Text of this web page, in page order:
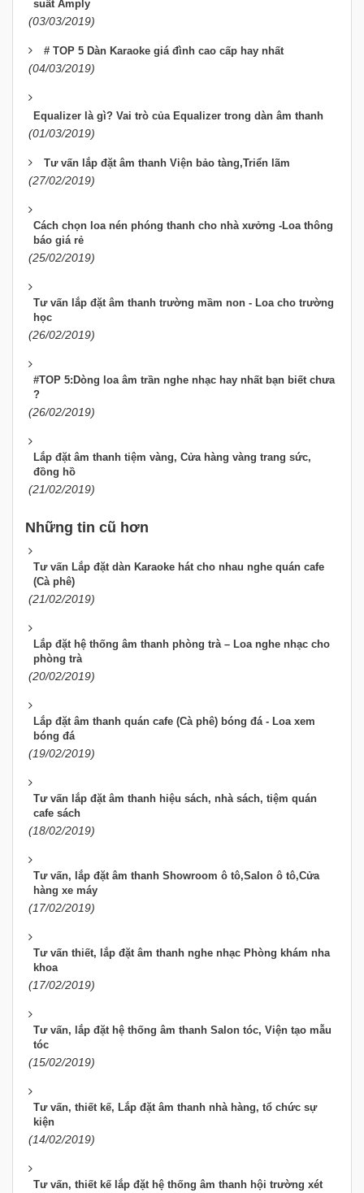
suất Amply
(03/03/2019)
# TOP 5 Dàn Karaoke giá đình cao cấp hay nhất
(04/03/2019)
Equalizer là gì? Vai trò của Equalizer trong dàn âm thanh
(01/03/2019)
Tư vấn lắp đặt âm thanh Viện bảo tàng,Triển lãm
(27/02/2019)
Cách chọn loa nén phóng thanh cho nhà xưởng -Loa thông
báo giá rẻ
(25/02/2019)
Tư vấn lắp đặt âm thanh trường mầm non - Loa cho trường
học
(26/02/2019)
#​​​​​​​TOP 5:Dòng loa âm trần nghe nhạc hay nhất bạn biết chưa
?
(26/02/2019)
Lắp đặt âm thanh tiệm vàng, Cửa hàng vàng trang sức,
đồng hồ
(21/02/2019)
Những tin cũ hơn
Tư vấn Lắp đặt dàn Karaoke hát cho nhau nghe quán cafe
(Cà phê)
(21/02/2019)
Lắp đặt hệ thống âm thanh phòng trà – Loa nghe nhạc cho
phòng trà
(20/02/2019)
Lắp đặt âm thanh quán cafe (Cà phê) bóng đá - Loa xem
bóng đá
(19/02/2019)
Tư vấn lắp đặt âm thanh hiệu sách, nhà sách, tiệm quán
cafe sách
(18/02/2019)
Tư vấn, lắp đặt âm thanh Showroom ô tô,Salon ô tô,Cửa
hàng xe máy
(17/02/2019)
Tư vấn thiết, lắp đặt âm thanh nghe nhạc Phòng khám nha
khoa
(17/02/2019)
Tư vấn, lắp đặt hệ thống âm thanh Salon tóc, Viện tạo mẫu
tóc
(15/02/2019)
Tư vấn, thiết kế, Lắp đặt âm thanh nhà hàng, tổ chức sự
kiện
(14/02/2019)
Tư vấn, thiết kế lắp đặt hệ thống âm thanh hội trường xét